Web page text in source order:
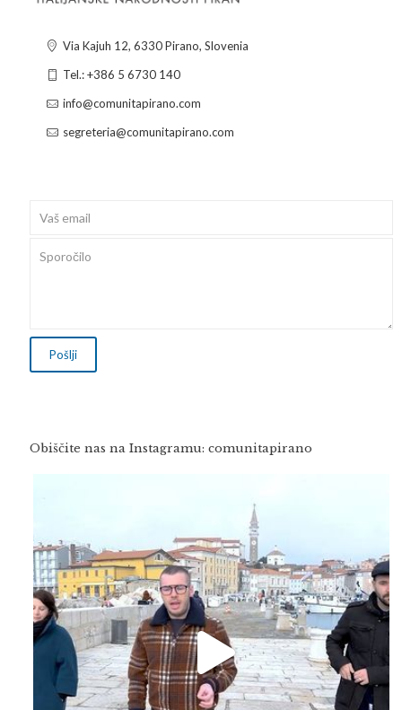
Via Kajuh 12, 6330 Pirano, Slovenia
Tel.: +386 5 6730 140
info@comunitapirano.com
segreteria@comunitapirano.com
Obiščite nas na Instagramu: comunitapirano